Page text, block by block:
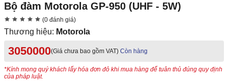
Bộ đàm Motorola GP-950 (UHF - 5W)
(0 đánh giá)
Thương hiệu: Motorola
3050000(Giá chưa bao gồm VAT) Còn hàng
*Kính mong quý khách lấy hóa đơn đỏ khi mua hàng để tuân thủ đúng quy định
của pháp luật.